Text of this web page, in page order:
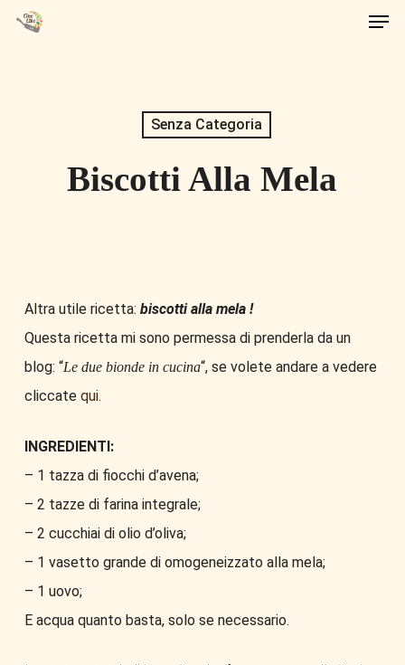
Skip
Senza Categoria
Biscotti Alla Mela
Altra utile ricetta: biscotti alla mela !
Questa ricetta mi sono permessa di prenderla da un
blog: “Le due bionde in cucina“, se volete andare a vedere
cliccate qui.
INGREDIENTI:
– 1 tazza di fiocchi d’avena;
– 2 tazze di farina integrale;
– 2 cucchiai di olio d’oliva;
– 1 vasetto grande di omogeneizzato alla mela;
– 1 uovo;
E acqua quanto basta, solo se necessario.